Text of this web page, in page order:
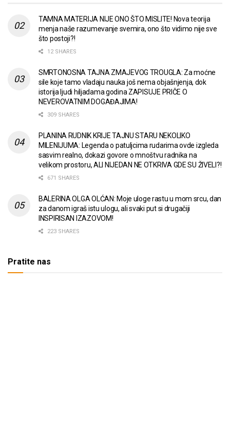
TAMNA MATERIJA NIJE ONO ŠTO MISLITE! Nova teorija
menja naše razumevanje svemira, ono što vidimo nije sve
što postoji?!
12 SHARES
SMRTONOSNA TAJNA ZMAJEVOG TROUGLA: Za moćne
sile koje tamo vladaju nauka još nema objašnjenja, dok
istorija ljudi hiljadama godina ZAPISUJE PRIČE O
NEVEROVATNIM DOGAĐAJIMA!
309 SHARES
PLANINA RUDNIK KRIJE TAJNU STARU NEKOLIKO
MILENIJUMA: Legenda o patuljcima rudarima ovde izgleda
sasvim realno, dokazi govore o mnoštvu radnika na
velikom prostoru, ALI NIJEDAN NE OTKRIVA GDE SU ŽIVELI?!
671 SHARES
BALERINA OLGA OLĆAN: Moje uloge rastu u mom srcu, dan
za danom igraš istu ulogu, ali svaki put si drugačiji
INSPIRISAN IZAZOVOM!
223 SHARES
Pratite nas